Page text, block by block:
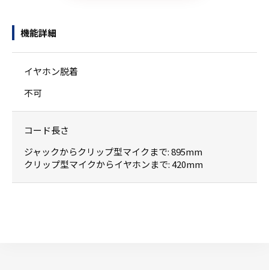
機能詳細
イヤホン脱着
不可
コード長さ
ジャックからクリップ型マイクまで: 895mm
クリップ型マイクからイヤホンまで: 420mm